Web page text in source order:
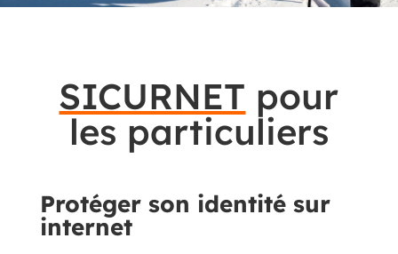
SICURNET pour
les particuliers
Protéger son identité sur
internet